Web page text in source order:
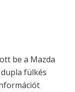
be a Mazda
fülkés